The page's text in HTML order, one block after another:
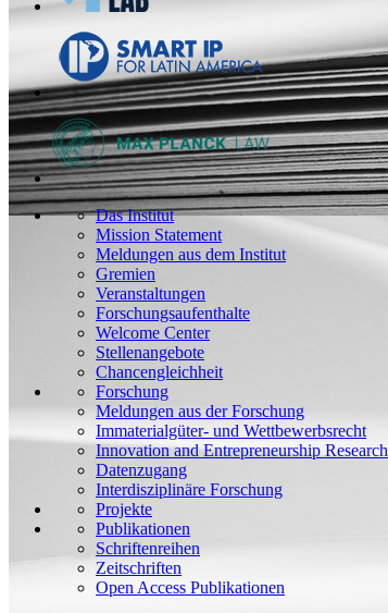
Das Institut
Mission Statement
Meldungen aus dem Institut
Gremien
Veranstaltungen
Forschungsaufenthalte
Welcome Center
Stellenangebote
Chancengleichheit
Forschung
Meldungen aus der Forschung
Immaterialgüter- und Wettbewerbsrecht
Innovation and Entrepreneurship Research
Datenzugang
Interdisziplinäre Forschung
Projekte
Publikationen
Schriftenreihen
Zeitschriften
Open Access Publikationen